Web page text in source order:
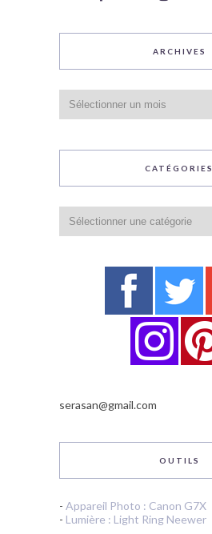
ARCHIVES
CATÉGORIES
serasan@gmail.com
OUTILS
- Appareil Photo : Canon G7X
- Lumière : Light Ring Neewer